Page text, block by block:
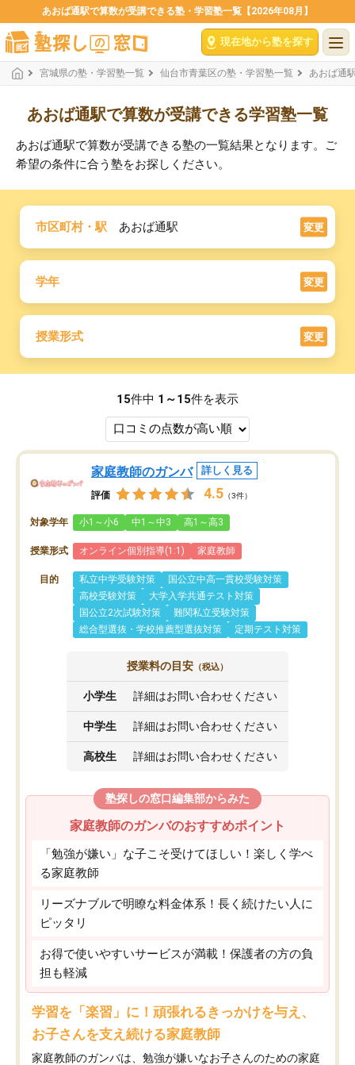
あおば通駅で算数が受講できる塾・学習塾一覧【2026年08月】
現在地から塾を探す
宮城県の塾・学習塾一覧 仙台市青葉区の塾・学習塾一覧 あおば通
あおば通駅で算数が受講できる学習塾一覧
あおば通駅で算数が受講できる塾の一覧結果となります。ご
希望の条件に合う塾をお探しください。
市区町村・駅 あおば通駅 変更
学年 変更
授業形式 変更
15件中 1～15件を表示
家庭教師のガンバ 詳しく見る
評価 4.5 （3件）
対象学年 小1～小6 中1～中3 高1～高3
授業形式 オンライン個別指導(1:1) 家庭教師
目的 私立中学受験対策
国公立中高一貫校受験対策
高校受験対策
大学入学共通テスト対策
国公立2次試験対策
難関私立受験対策
総合型選抜・学校推薦型選抜対策
定期テスト対策
授業料の目安 （税込）
小学生 詳細はお問い合わせください
中学生 詳細はお問い合わせください
高校生 詳細はお問い合わせください
塾探しの窓口編集部からみた
家庭教師のガンバのおすすめポイント
「勉強が嫌い」な子こそ受けてほしい！楽しく学べ
る家庭教師
リーズナブルで明瞭な料金体系！長く続けたい人に
ピッタリ
お得で使いやすいサービスが満載！保護者の方の負
担も軽減
学習を「楽習」に！頑張れるきっかけを与え、
お子さんを支え続ける家庭教師
家庭教師のガンバは、勉強が嫌いなお子さんのための家庭